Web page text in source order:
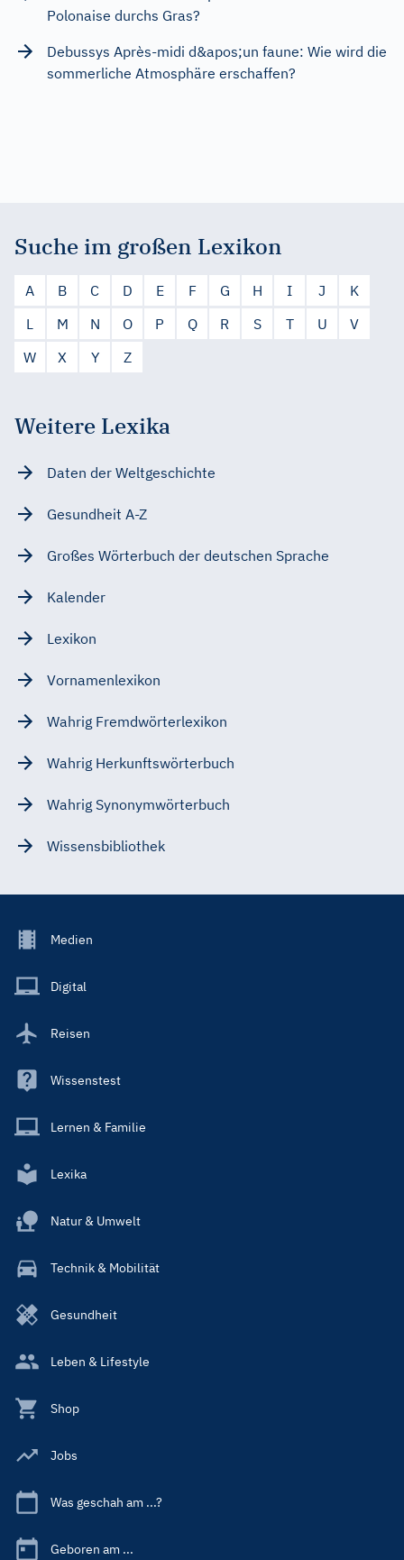
Polonaise durchs Gras?
Debussys Après-midi d&apos;un faune: Wie wird die
sommerliche Atmosphäre erschaffen?
Suche im großen Lexikon
A B C D E F G H I J
K
L
M N O P Q R S T U
V
W
X Y Z
Weitere Lexika
Daten der Weltgeschichte
Gesundheit A-Z
Großes Wörterbuch der deutschen Sprache
Kalender
Lexikon
Vornamenlexikon
Wahrig Fremdwörterlexikon
Wahrig Herkunftswörterbuch
Wahrig Synonymwörterbuch
Wissensbibliothek
Footer
Main
Medien
Digital
Reisen
Wissenstest
Lernen & Familie
Lexika
Natur & Umwelt
Technik & Mobilität
Gesundheit
Leben & Lifestyle
Shop
Jobs
Was geschah am ...?
Geboren am ...